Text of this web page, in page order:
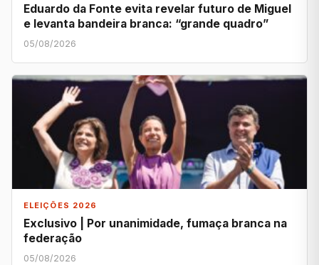
Eduardo da Fonte evita revelar futuro de Miguel
e levanta bandeira branca: “grande quadro”
05/08/2026
ELEIÇÕES 2026
Exclusivo | Por unanimidade, fumaça branca na
federação
05/08/2026